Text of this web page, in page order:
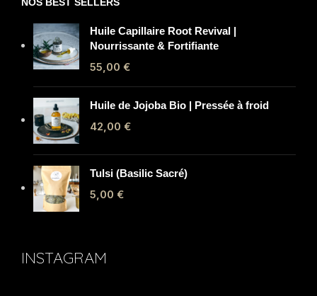
Huile Capillaire Root Revival |
Nourrissante & Fortifiante
55,00 €
Huile de Jojoba Bio | Pressée à froid
42,00 €
Tulsi (Basilic Sacré)
5,00 €
INSTAGRAM